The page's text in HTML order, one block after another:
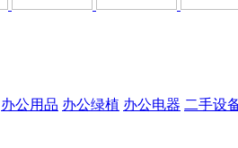
办公用品 办公绿植 办公电器 二手设